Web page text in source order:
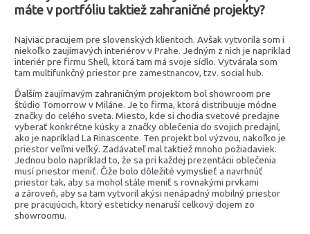
máte v portfóliu taktiež zahraničné projekty?
Najviac pracujem pre slovenských klientoch. Avšak vytvorila som i
niekoľko zaujímavých interiérov v Prahe. Jedným z nich je napríklad
interiér pre firmu Shell, ktorá tam má svoje sídlo. Vytvárala som
tam multifunkčný priestor pre zamestnancov, tzv. social hub.
Ďalším zaujímavým zahraničným projektom bol showroom pre
štúdio Tomorrow v Miláne. Je to firma, ktorá distribuuje módne
značky do celého sveta. Miesto, kde si chodia svetové predajne
vyberať konkrétne kúsky a značky oblečenia do svojich predajní,
ako je napríklad La Rinascente. Ten projekt bol výzvou, nakoľko je
priestor veľmi veľký. Zadávateľ mal taktiež mnoho požiadaviek.
Jednou bolo napríklad to, že sa pri každej prezentácii oblečenia
musí priestor meniť. Čiže bolo dôležité vymyslieť a navrhnúť
priestor tak, aby sa mohol stále meniť s rovnakými prvkami
a zároveň, aby sa tam vytvoril akýsi nenápadný mobilný priestor
pre pracujúcich, ktorý esteticky nenaruší celkový dojem zo
showroomu.